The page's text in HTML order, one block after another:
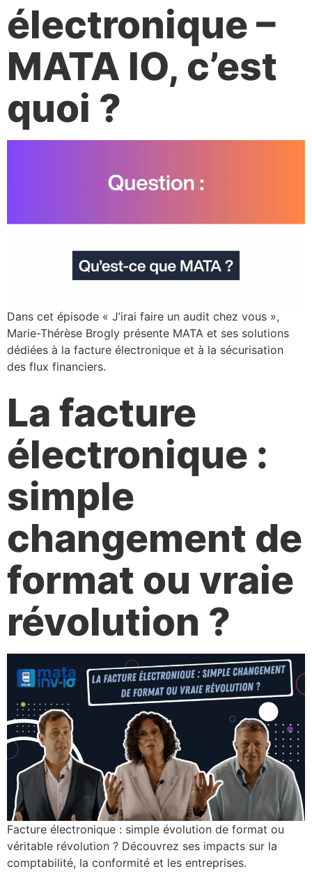
électronique –
MATA IO, c’est
quoi ?
Dans cet épisode « J’irai faire un audit chez vous »,
Marie-Thérèse Brogly présente MATA et ses solutions
dédiées à la facture électronique et à la sécurisation
des flux financiers.
La facture
électronique :
simple
changement de
format ou vraie
révolution ?
Facture électronique : simple évolution de format ou
véritable révolution ? Découvrez ses impacts sur la
comptabilité, la conformité et les entreprises.